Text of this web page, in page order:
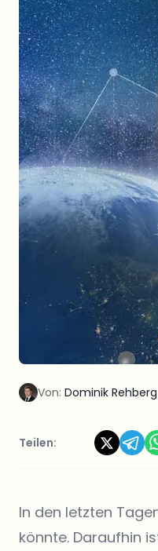
Von: Dominik Rehberg
Teilen:
In den letzten
könnte. Daraufhin